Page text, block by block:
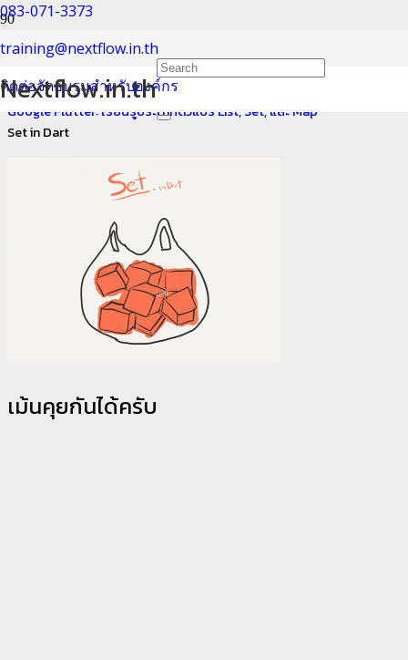
083-071-3373
training@nextflow.in.th
ติดต่อจัดอบรมสำหรับองค์กร
Nextflow.in.th
Set in Dart
Home
Google Flutter: เรียนรู้ประเภทตัวแปร List, Set, และ Map
Set in Dart
เม้นคุยกันได้ครับ